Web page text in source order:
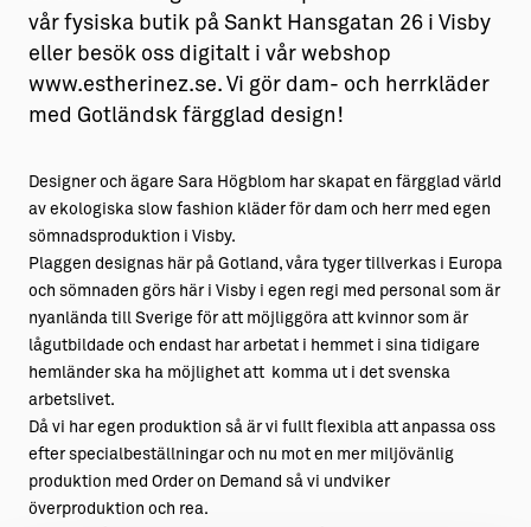
vår fysiska butik på Sankt Hansgatan 26 i Visby
eller besök oss digitalt i vår webshop
www.estherinez.se. Vi gör dam- och herrkläder
med Gotländsk färgglad design!
Designer och ägare Sara Högblom har skapat en färgglad värld
av ekologiska slow fashion kläder för dam och herr med egen
sömnadsproduktion i Visby.
Plaggen designas här på Gotland, våra tyger tillverkas i Europa
och sömnaden görs här i Visby i egen regi med personal som är
nyanlända till Sverige för att möjliggöra att kvinnor som är
lågutbildade och endast har arbetat i hemmet i sina tidigare
hemländer ska ha möjlighet att komma ut i det svenska
arbetslivet.
Då vi har egen produktion så är vi fullt flexibla att anpassa oss
efter specialbeställningar och nu mot en mer miljövänlig
produktion med Order on Demand så vi undviker
överproduktion och rea.